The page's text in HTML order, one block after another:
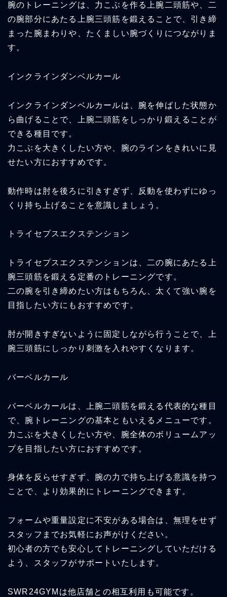
腕のトレーニングは、力こぶを作る上腕二頭筋や、二
の腕部分にあたる上腕三頭筋を鍛えることで、引き締
まった腕まわりや、たくましい腕づくりにつながりま
す。
インクラインダンベルカール
インクラインダンベルカールは、腕を伸ばした状態か
ら曲げることで、上腕二頭筋をしっかり鍛えることが
できる種目です。
力こぶを大きくしたい方や、腕のラインをきれいに見
せたい方におすすめです。
動作時は肘を後ろに引きすぎず、反動を使わずにゆっ
くり持ち上げることを意識しましょう。
トライセプスエクステンション
トライセプスエクステンションは、二の腕にあたる上
腕三頭筋を鍛える定番のトレーニングです。
二の腕を引き締めたい方はもちろん、太くて強い腕を
目指したい方にもおすすめです。
肘が開きすぎないように固定しながら行うことで、上
腕三頭筋にしっかり刺激を入れやすくなります。
バーベルカール
バーベルカールは、上腕二頭筋を鍛える代表的な種目
で、腕トレーニングの基本ともいえるメニューです。
力こぶを大きくしたい方や、腕全体のボリュームアッ
プを目指したい方におすすめです。
身体を反らせすぎず、腕の力で持ち上げる意識を持つ
ことで、より効果的にトレーニングできます。
フォームや重量設定に不安がある場合は、無理をせず
スタッフまでお気軽にお声がけください。
初心者の方でも安心してトレーニングしていただける
よう、スタッフがサポートいたします。
SWR24GYMは他店舗との相互利用も可能です。